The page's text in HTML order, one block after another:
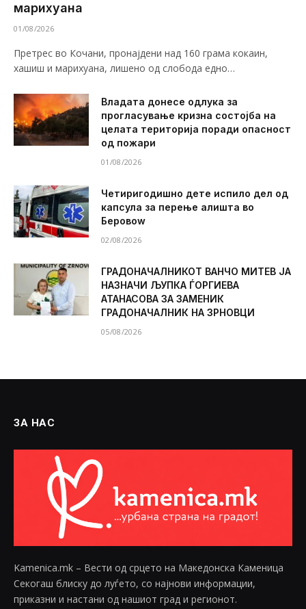
марихуана
01/08/2026
Претрес во Кочани, пронајдени над 160 грама кокаин,
хашиш и марихуана, лишено од слобода едно…
Владата донесе одлука за
прогласување кризна состојба на
целата територија поради опасност
од пожари
01/08/2026
Четиригодишно дете испило дел од
капсула за перење алишта во
Беровоw
02/08/2026
ГРАДОНАЧАЛНИКОТ ВАНЧО МИТЕВ ЈА
НАЗНАЧИ ЉУПКА ЃОРГИЕВА
АТАНАСОВА ЗА ЗАМЕНИК
ГРАДОНАЧАЛНИК НА ЗРНОВЦИ
05/08/2026
ЗА НАС
Kamenica.mk – Вести од срцето на Македонска Каменица
Секогаш блиску до луѓето, со најнови информации,
приказни и настани од нашиот град и регионот.